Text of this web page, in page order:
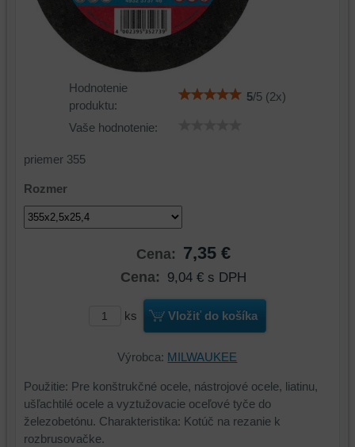
Hodnotenie
produktu:
5/5(2x)
Vaše hodnotenie:
priemer 355
Rozmer
Cena: 7,35 €
Cena: 9,04 € s DPH
ks Vložiť do košíka
Výrobca: MILWAUKEE
Použitie: Pre konštrukčné ocele, nástrojové ocele, liatinu,
ušľachtilé ocele a vyztužovacie oceľové tyče do
železobetónu. Charakteristika: Kotúč na rezanie k
rozbrusovačke.